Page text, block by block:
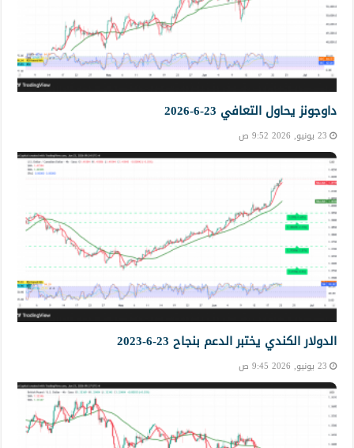
داوجونز يحاول التعافي 23-6-2026
23 يونيو, 2026 9:52 ص
الدولار الكندي يختبر الدعم بنجاح 23-6-2023
23 يونيو, 2026 9:45 ص